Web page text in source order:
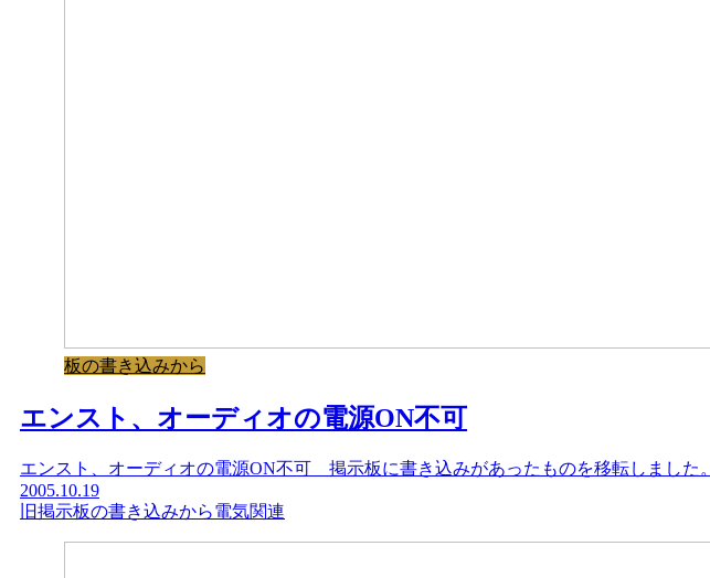
板の書き込みから
エンスト、オーディオの電源ON不可
エンスト、オーディオの電源ON不可 掲示板に書き込みがあったものを移転しました。
2005.10.19
旧掲示板の書き込みから電気関連